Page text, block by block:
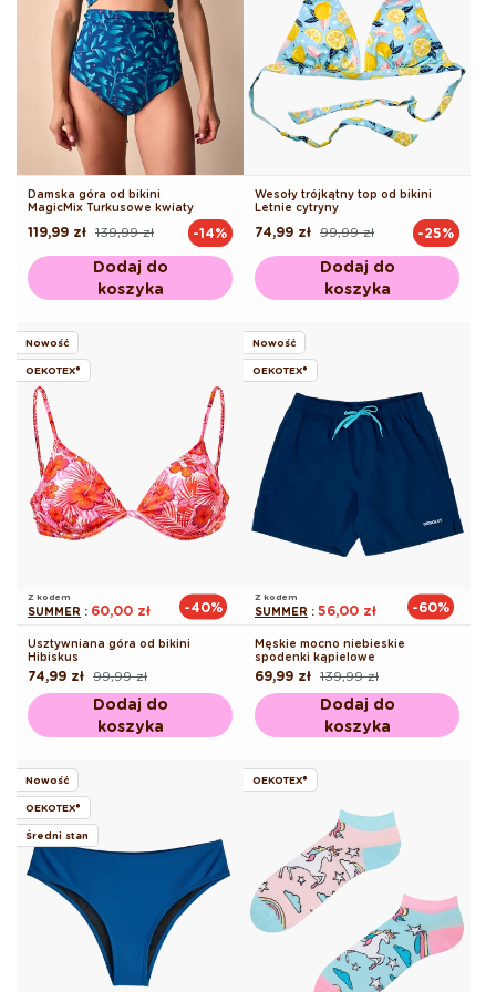
Damska góra od bikini
MagicMix Turkusowe kwiaty
Cena
139,99 zł
Cena
119,99 zł -14%
Dodaj do
koszyka
Wesoły trójkątny top od bikini
Letnie cytryny
Cena
99,99 zł
Cena
74,99 zł -25%
Dodaj do
koszyka
Nowość
OEKOTEX®
Z kodem
SUMMER : 60,00 zł -40%
Usztywniana góra od bikini
Hibiskus
Cena
regularna
99,99 zł
Cena
promocyjna
74,99 zł
Dodaj do
koszyka
Nowość
OEKOTEX®
Z kodem
SUMMER : 56,00 zł -60%
Męskie mocno niebieskie
spodenki kąpielowe
Cena
regularna
139,99 zł
Cena
promocyjna
69,99 zł
Dodaj do
koszyka
Nowość
OEKOTEX®
Średni stan
OEKOTEX®